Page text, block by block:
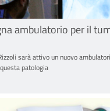
ambulatorio per il
sarà attivo un nuovo
patologia